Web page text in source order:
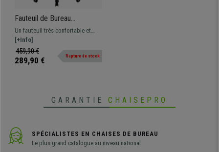
Fauteuil de Bureau
LEONARDO, Élégant,
Repose-Pieds Extensible,
Cuir, Blanc
Un fauteuil très confortable et
résistant, qui dispose d’un
repose-pieds extensible. Élégant
et adapté à un usage quotidien
[+Info]
459,90 €
289,90 € Rupture de stock
GARANTIE CHAISEPRO
SPÉCIALISTES EN CHAISES DE BUREAU
Le plus grand catalogue au niveau national